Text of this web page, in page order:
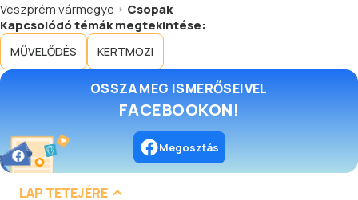
Veszprém vármegye
Csopak
Kapcsolódó témák megtekintése:
MŰVELŐDÉS KERTMOZI
OSSZA MEG ISMERŐSEIVEL
FACEBOOKON!
Megosztás
LAP TETEJÉRE